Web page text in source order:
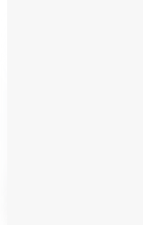
löste in der